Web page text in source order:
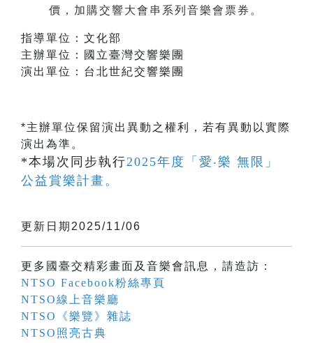
價，加購交響大會串系列音樂會票券。
指導單位：文化部
主辦單位：國立臺灣交響樂團
演出單位：台北世紀交響樂團
*主辦單位保留演出異動之權利，若有異動以實際
演出為準。
*本場次同步執行2025年度「愛‧樂 無限」
公益賞樂計畫。
更新日期2025/11/06
更多國臺交精彩畫面及音樂會訊息，請造訪：
NTSO Facebook粉絲專頁
NTSO線上音樂廳
NTSO《樂覽》雜誌
NTSO照亮古典